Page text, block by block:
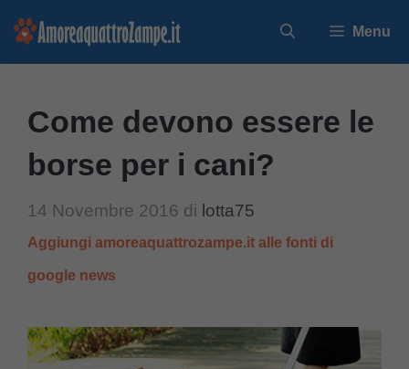
Vai
Menu
Come devono essere le
borse per i cani?
14 Novembre 2016 di lotta75
Aggiungi amoreaquattrozampe.it alle fonti di
google news